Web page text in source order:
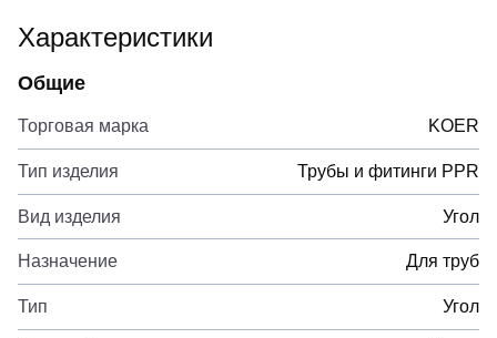
Характеристики
Общие
Торговая марка KOER
Тип изделия Трубы и фитинги PPR
Вид изделия Угол
Назначение Для труб
Тип Угол